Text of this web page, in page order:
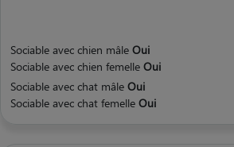
Sociable avec chien mâle Oui
Sociable avec chien femelle Oui
Sociable avec chat mâle Oui
Sociable avec chat femelle Oui